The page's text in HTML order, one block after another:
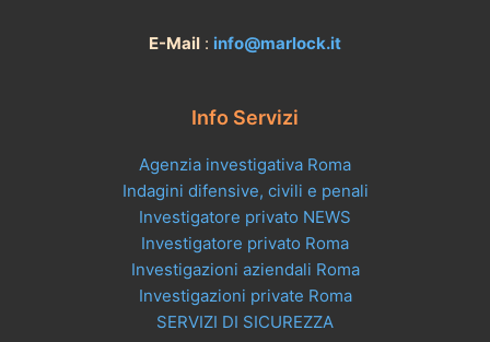
E-Mail : info@marlock.it
Info Servizi
Agenzia investigativa Roma
Indagini difensive, civili e penali
Investigatore privato NEWS
Investigatore privato Roma
Investigazioni aziendali Roma
Investigazioni private Roma
SERVIZI DI SICUREZZA